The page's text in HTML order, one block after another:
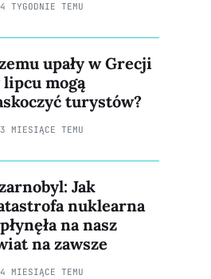
4 TYGODNIE TEMU
upały w Grecji
lipcu mogą
turystów?
3 MIESIĄCE TEMU
Jak
nuklearna
na nasz
na zawsze
4 MIESIĄCE TEMU